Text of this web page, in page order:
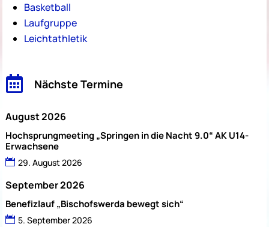
Basketball
Laufgruppe
Leichtathletik
 Nächste Termine
August 2026
Hochsprungmeeting „Springen in die Nacht 9.0“ AK U14-
Erwachsene
29. August 2026
September 2026
Benefizlauf „Bischofswerda bewegt sich“
5. September 2026